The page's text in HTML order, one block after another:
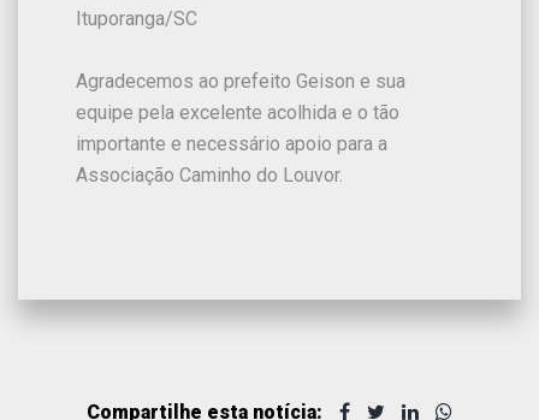
Ituporanga/SC
Agradecemos ao prefeito Geison e sua
equipe pela excelente acolhida e o tão
importante e necessário apoio para a
Associação Caminho do Louvor.
Compartilhe esta notícia: